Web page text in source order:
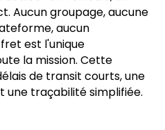
express Laon
: un véhicule, un
Aucun groupage, aucune
aucun